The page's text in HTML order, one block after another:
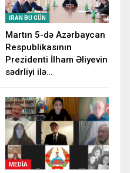
İRAN BU GÜN
Martın 5-də Azərbaycan
Respublikasının
Prezidenti İlham Əliyevin
sədrliyi ilə…
MEDIA